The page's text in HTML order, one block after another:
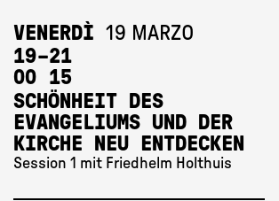
VENERDÌ 19 MARZO
19
00
–21
15
SCHÖNHEIT DES
EVANGELIUMS UND DER
KIRCHE NEU ENTDECKEN
Session 1 mit Friedhelm Holthuis